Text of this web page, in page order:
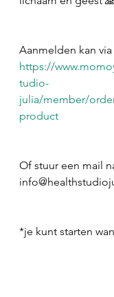
Aanmelden kan
https://
tudio-
julia/member/
product
Of stuur een mail
*je kunt starten